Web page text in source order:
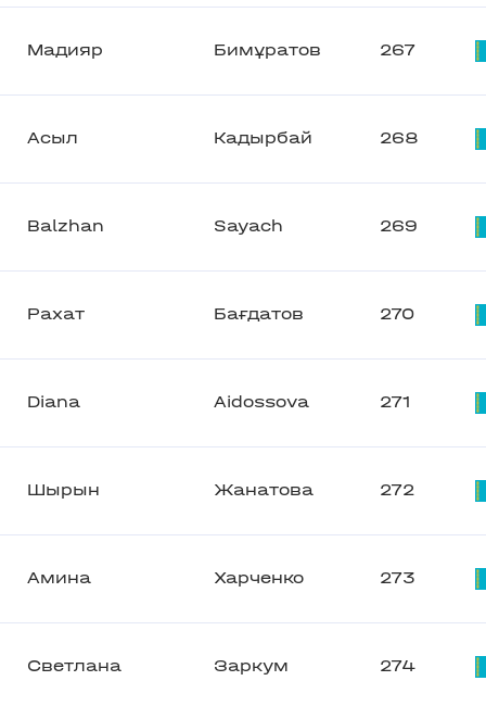
Мадияр Бимұратов 267
Асыл Кадырбай 268
Balzhan Sayach 269
Рахат Бағдатов 270
Diana Aidossova 271
Шырын Жанатова 272
Амина Харченко 273
Светлана Заркум 274